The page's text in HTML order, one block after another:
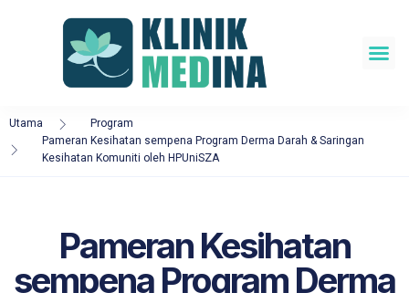
Utama
Program
Pameran Kesihatan sempena Program Derma Darah & Saringan
Kesihatan Komuniti oleh HPUniSZA
Pameran Kesihatan
sempena Program Derma